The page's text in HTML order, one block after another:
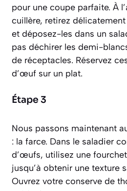
pour une coupe parfaite. À
cuillère, retirez
et déposez-les dans un
pas déchirer les demi-
de réceptacles. Réservez
d’œuf sur un plat.
Étape 3
Nous passons maintenant
: la farce. Dans le saladier
d’œufs, utilisez une
jusqu’à obtenir une texture
Ouvrez votre conserve de